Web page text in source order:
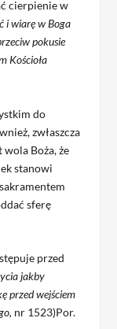
cierpienie w
i wiarę w Boga
pokusie
Kościoła
do
zwłaszcza
wola Boża, że
stanowi
sferę
przed
jakby
przed wejściem
nr 1523)Por.